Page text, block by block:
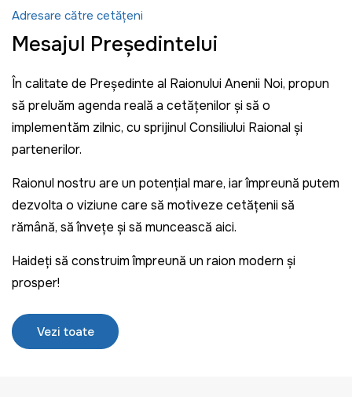
Adresare către cetățeni
Mesajul Președintelui
În calitate de Președinte al Raionului Anenii Noi, propun
să preluăm agenda reală a cetățenilor și să o
implementăm zilnic, cu sprijinul Consiliului Raional și
partenerilor.
Raionul nostru are un potențial mare, iar împreună putem
dezvolta o viziune care să motiveze cetățenii să
rămână, să învețe și să muncească aici.
Haideți să construim împreună un raion modern și
prosper!
Vezi toate